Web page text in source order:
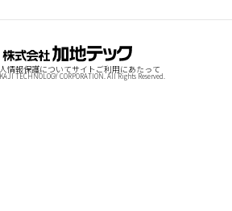
情報保護についてサイトご利用にあたって
TECHNOLOGY CORPORATION. All Rights Reserved.